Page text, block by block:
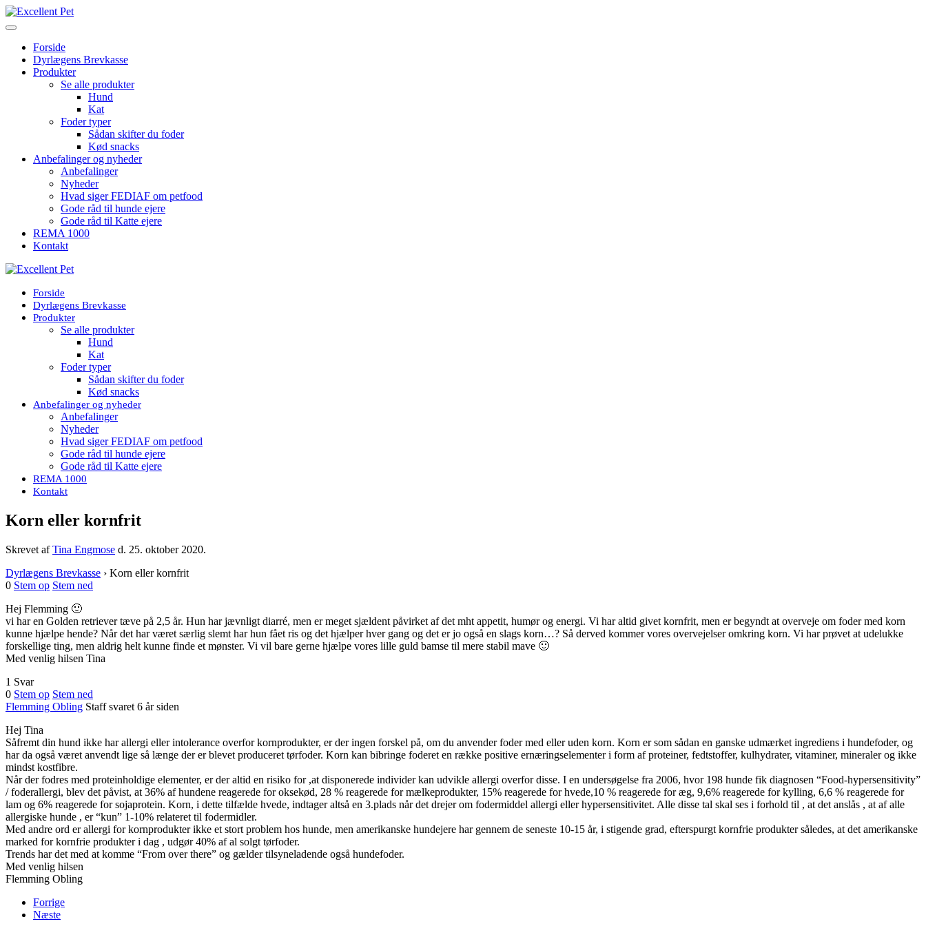
Forside
Dyrlægens Brevkasse
Produkter
Se alle produkter
Hund
Kat
Foder typer
Sådan skifter du foder
Kød snacks
Anbefalinger og nyheder
Anbefalinger
Nyheder
Hvad siger FEDIAF om petfood
Gode råd til hunde ejere
Gode råd til Katte ejere
REMA 1000
Kontakt
Forside
Dyrlægens Brevkasse
Produkter
Se alle produkter
Hund
Kat
Foder typer
Sådan skifter du foder
Kød snacks
Anbefalinger og nyheder
Anbefalinger
Nyheder
Hvad siger FEDIAF om petfood
Gode råd til hunde ejere
Gode råd til Katte ejere
REMA 1000
Kontakt
Korn eller kornfrit
Skrevet afTina Engmose d. 25. oktober 2020.
Dyrlægens Brevkasse › Korn eller kornfrit
0 Stem op Stem ned
Hej Flemming 🙂
vi har en Golden retriever tæve på 2,5 år. Hun har jævnligt diarré, men er meget sjældent påvirket af det mht appetit, humør og energi. Vi har altid givet kornfrit, men er begyndt at overveje om foder med korn
kunne hjælpe hende? Når det har været særlig slemt har hun fået ris og det hjælper hver gang og det er jo også en slags korn…? Så derved kommer vores overvejelser omkring korn. Vi har prøvet at udelukke
forskellige ting, men aldrig helt kunne finde et mønster. Vi vil bare gerne hjælpe vores lille guld bamse til mere stabil mave 🙂
Med venlig hilsen Tina
1 Svar
0 Stem op Stem ned
Flemming Obling Staffsvaret 6 år siden
Hej Tina
Såfremt din hund ikke har allergi eller intolerance overfor kornprodukter, er der ingen forskel på, om du anvender foder med eller uden korn. Korn er som sådan en ganske udmærket ingrediens i hundefoder, og
har da også været anvendt lige så længe der er blevet produceret tørfoder. Korn kan bibringe foderet en række positive ernæringselementer i form af proteiner, fedtstoffer, kulhydrater, vitaminer, mineraler og ikke
mindst kostfibre.
Når der fodres med proteinholdige elementer, er der altid en risiko for ,at disponerede individer kan udvikle allergi overfor disse. I en undersøgelse fra 2006, hvor 198 hunde fik diagnosen “Food-hypersensitivity”
/ foderallergi, blev det påvist, at 36% af hundene reagerede for oksekød, 28 % reagerede for mælkeprodukter, 15% reagerede for hvede,10 % reagerede for æg, 9,6% reagerede for kylling, 6,6 % reagerede for
lam og 6% reagerede for sojaprotein. Korn, i dette tilfælde hvede, indtager altså en 3.plads når det drejer om fodermiddel allergi eller hypersensitivitet. Alle disse tal skal ses i forhold til , at det anslås , at af alle
allergiske hunde , er “kun” 1-10% relateret til fodermidler.
Med andre ord er allergi for kornprodukter ikke et stort problem hos hunde, men amerikanske hundejere har gennem de seneste 10-15 år, i stigende grad, efterspurgt kornfrie produkter således, at det amerikanske
marked for kornfrie produkter i dag , udgør 40% af al solgt tørfoder.
Trends har det med at komme “From over there” og gælder tilsyneladende også hundefoder.
Med venlig hilsen
Flemming Obling
Forrige
Næste